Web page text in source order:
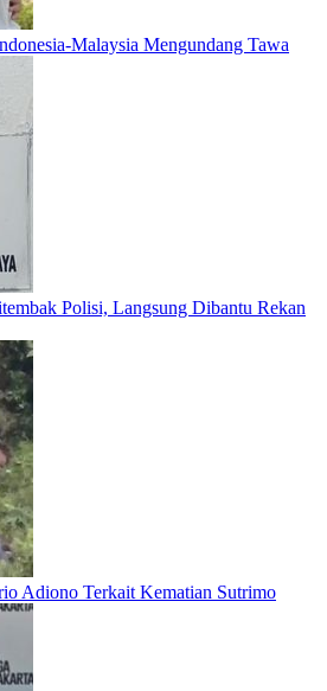
Malaysia Mengundang Tawa
Polisi, Langsung Dibantu Rekan
Adiono Terkait Kematian Sutrimo